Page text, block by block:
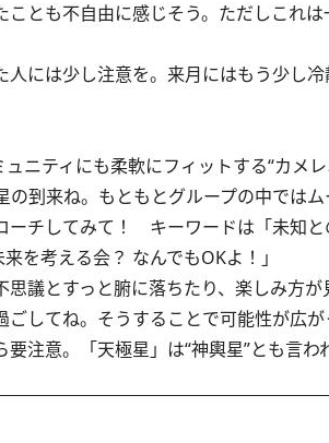
とも不自由に感じそう。ただしこれ
には少し注意を。来月にはもう少し
ニティにも柔軟にフィットする“カメレ
到来ね。もともとグループの中では
チしてみて！ キーワードは「未知と
を考える会？ なんでもOKよ！」
議とすっと腑に落ちたり、楽しみ方
してね。そうすることで可能性が広が
注意。「天極星」は“神輿星”とも言